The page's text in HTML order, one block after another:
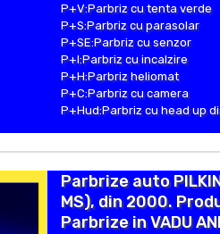
P+V:Parbriz cu tenta verde
P+S:Parbriz cu parasolar
P+SE:Parbriz cu senzor
P+I:Parbriz cu incalzire
P+H:Parbriz heliomat
P+C:Parbriz cu camera
P+Hud:Parbriz cu head up
Parbrize auto
MS), din 2000.
Parbrize in VADU